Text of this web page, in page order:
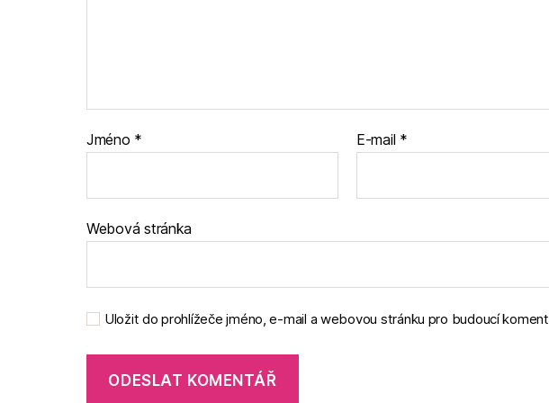
Jméno * E-mail *
Webová stránka
Uložit do prohlížeče jméno, e-mail a webovou stránku pro budoucí